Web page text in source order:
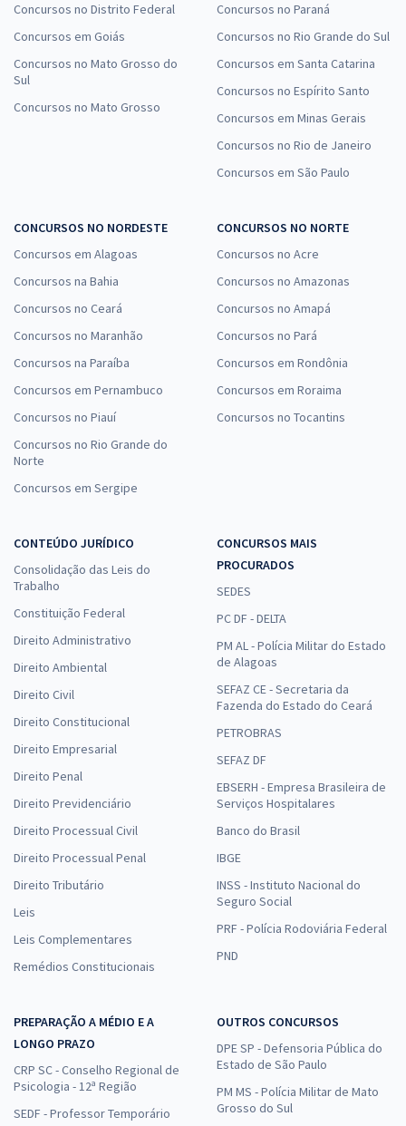
Concursos no Distrito Federal
Concursos em Goiás
Concursos no Mato Grosso do
Sul
Concursos no Mato Grosso
Concursos no Paraná
Concursos no Rio Grande do Sul
Concursos em Santa Catarina
Concursos no Espírito Santo
Concursos em Minas Gerais
Concursos no Rio de Janeiro
Concursos em São Paulo
CONCURSOS NO NORDESTE
Concursos em Alagoas
Concursos na Bahia
Concursos no Ceará
Concursos no Maranhão
Concursos na Paraíba
Concursos em Pernambuco
Concursos no Piauí
Concursos no Rio Grande do
Norte
Concursos em Sergipe
CONCURSOS NO NORTE
Concursos no Acre
Concursos no Amazonas
Concursos no Amapá
Concursos no Pará
Concursos em Rondônia
Concursos em Roraima
Concursos no Tocantins
CONTEÚDO JURÍDICO
Consolidação das Leis do
Trabalho
Constituição Federal
Direito Administrativo
Direito Ambiental
Direito Civil
Direito Constitucional
Direito Empresarial
Direito Penal
Direito Previdenciário
Direito Processual Civil
Direito Processual Penal
Direito Tributário
Leis
Leis Complementares
Remédios Constitucionais
CONCURSOS MAIS
PROCURADOS
SEDES
PC DF - DELTA
PM AL - Polícia Militar do Estado
de Alagoas
SEFAZ CE - Secretaria da
Fazenda do Estado do Ceará
PETROBRAS
SEFAZ DF
EBSERH - Empresa Brasileira de
Serviços Hospitalares
Banco do Brasil
IBGE
INSS - Instituto Nacional do
Seguro Social
PRF - Polícia Rodoviária Federal
PND
PREPARAÇÃO A MÉDIO E A
LONGO PRAZO
CRP SC - Conselho Regional de
Psicologia - 12ª Região
SEDF - Professor Temporário
OUTROS CONCURSOS
DPE SP - Defensoria Pública do
Estado de São Paulo
PM MS - Polícia Militar de Mato
Grosso do Sul